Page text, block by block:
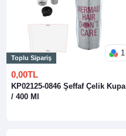
Toplu Sipariş
1
0,00TL
KP02125-0846 Şeffaf Çelik Kupa
/ 400 Ml